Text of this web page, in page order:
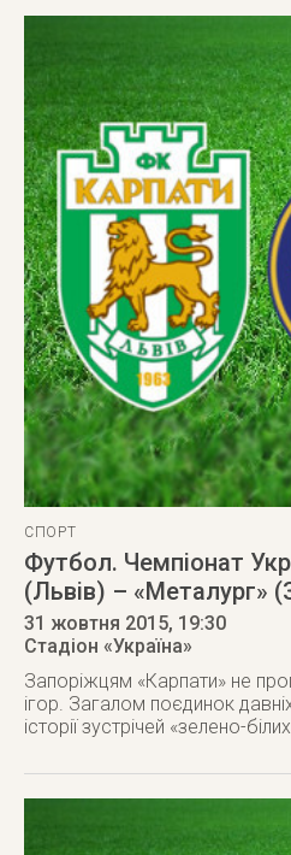
СПОРТ
Футбол. Чемпіонат
(Львів) – «Металург»
31 жовтня 2015, 19:30
Стадіон «Україна»
Запоріжцям «Карпати» не
ігор. Загалом поєдинок
історії зустрічей «зелено-